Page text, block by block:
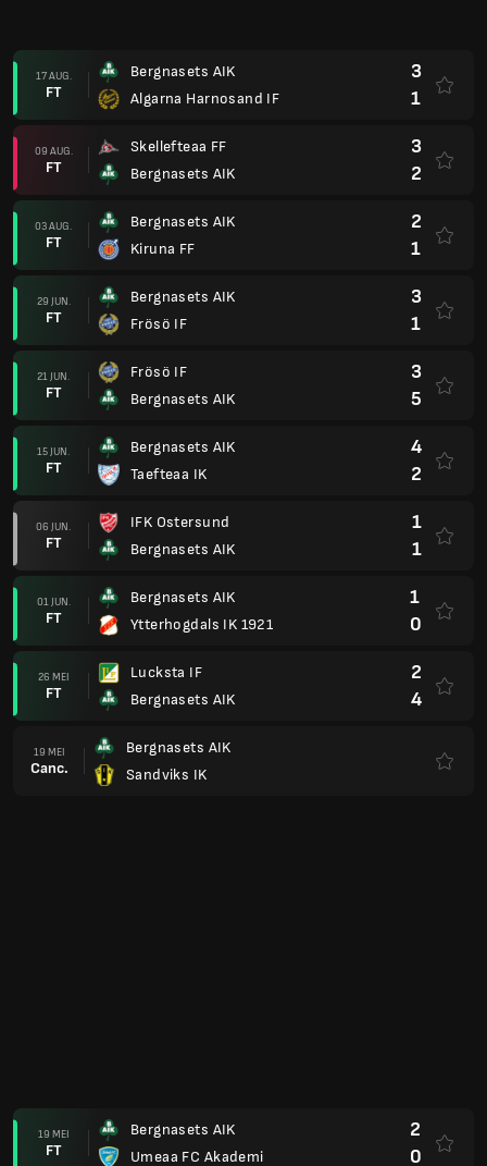
21 JUN.
FT
Frösö IF
Bergnasets AIK
3
5
15 JUN.
FT
Bergnasets AIK
Taefteaa IK
4
2
06 JUN.
FT
IFK Ostersund
Bergnasets AIK
1
1
01 JUN.
FT
Bergnasets AIK
Ytterhogdals IK 1921
1
0
26 MEI
FT
Lucksta IF
Bergnasets AIK
2
4
19 MEI
Canc.
Bergnasets AIK
Sandviks IK
19 MEI
FT
Bergnasets AIK
Umeaa FC Akademi
2
0
11 MEI
FT
Algarna Harnosand IF
Bergnasets AIK
0
4
04 MEI
FT
Bergnasets AIK
Gottne IF
2
1
27 APR.
FT
IFK Luleaa
Bergnasets AIK